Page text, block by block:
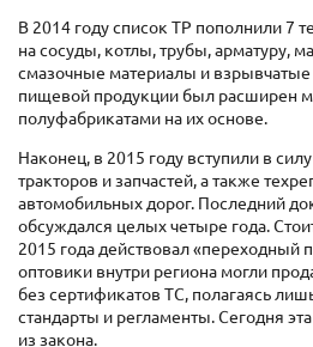
В 2014 году список ТР пополнили 7
на сосуды, котлы, трубы, арматуру,
смазочные материалы и
пищевой продукции был расширен
полуфабрикатами на их основе.
Наконец, в 2015 году вступили в
тракторов и запчастей, а также
автомобильных дорог. Последний
обсуждался целых четыре года.
2015 года действовал «переходный
оптовики внутри региона могли
без сертификатов ТС, полагаясь
стандарты и регламенты. Сегодня
из закона.